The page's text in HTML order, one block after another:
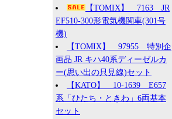
【TOMIX】 7163 JR
EF510-300形電気機関車(301号
機)
【TOMIX】 97955 特別企
画品 JR キハ40系ディーゼルカ
ー(思い出の只見線)セット
【KATO】 10-1639 E657
系「ひたち・ときわ」6両基本
セット